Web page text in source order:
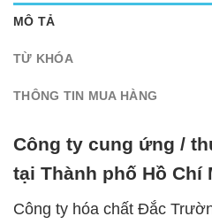
MÔ TẢ
TỪ KHÓA
THÔNG TIN MUA HÀNG
Công ty cung ứng /
tại Thành phố Hồ Chí
Công ty hóa chất Đắc